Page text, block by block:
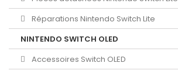
Réparations Nintendo Switch Lite
NINTENDO SWITCH OLED
Accessoires Switch OLED